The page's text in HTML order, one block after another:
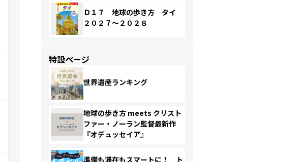
Ｄ１７ 地球の歩き方 タイ
２０２７～２０２８
特設ページ
世界遺産ランキング
地球の歩き方 meets クリスト
ファー・ノーラン監督最新作
『オデュッセイア』
準備も滞在もスマートに！ ト